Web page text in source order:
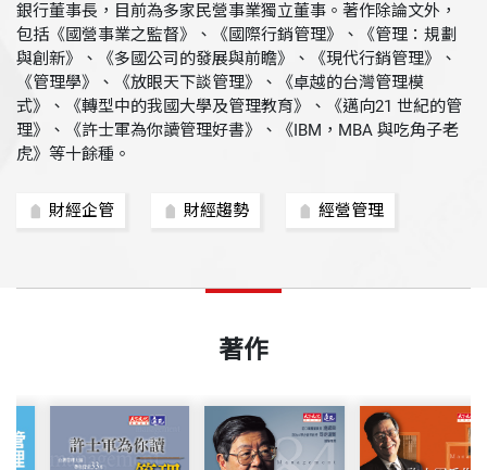
銀行董事長，目前為多家民營事業獨立董事。著作除論文外，
包括《國營事業之監督》、《國際行銷管理》、《管理：規劃
與創新》、《多國公司的發展與前瞻》、《現代行銷管理》、
《管理學》、《放眼天下談管理》、《卓越的台灣管理模
式》、《轉型中的我國大學及管理教育》、《邁向21 世紀的管
理》、《許士軍為你讀管理好書》、《IBM，MBA 與吃角子老
虎》等十餘種。
財經企管 財經趨勢 經營管理
著作